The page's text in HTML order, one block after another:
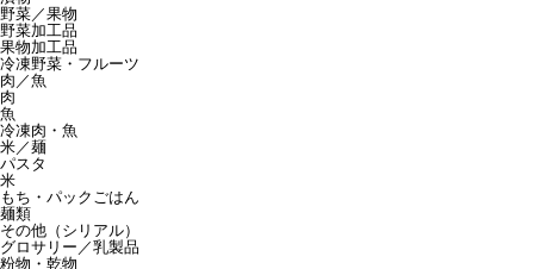
野菜／果物
野菜加工品
果物加工品
冷凍野菜・フルーツ
肉／魚
肉
魚
冷凍肉・魚
米／麺
パスタ
米
もち・パックごはん
麺類
その他（シリアル）
グロサリー／乳製品
粉物・乾物